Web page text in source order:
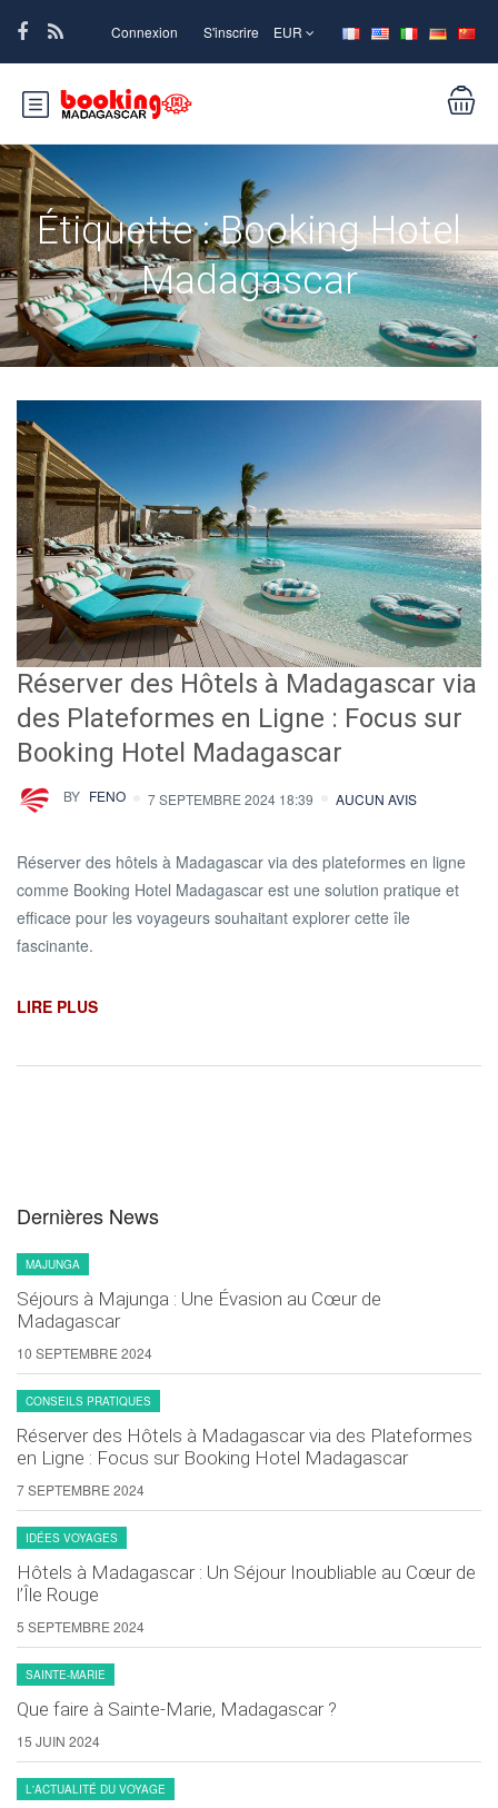
Connexion S'inscrire EUR
Étiquette :Booking Hotel
Madagascar
Réserver des Hôtels à Madagascar via
des Plateformes en Ligne : Focus sur
Booking Hotel Madagascar
BY FENO 7 SEPTEMBRE 2024 18:39 AUCUN AVIS
Réserver des hôtels à Madagascar via des plateformes en ligne
comme Booking Hotel Madagascar est une solution pratique et
efficace pour les voyageurs souhaitant explorer cette île
fascinante.
LIRE PLUS
Dernières News
MAJUNGA
Séjours à Majunga : Une Évasion au Cœur de
Madagascar
10 SEPTEMBRE 2024
CONSEILS PRATIQUES
Réserver des Hôtels à Madagascar via des Plateformes
en Ligne : Focus sur Booking Hotel Madagascar
7 SEPTEMBRE 2024
IDÉES VOYAGES
Hôtels à Madagascar : Un Séjour Inoubliable au Cœur de
l’Île Rouge
5 SEPTEMBRE 2024
SAINTE-MARIE
Que faire à Sainte-Marie, Madagascar ?
15 JUIN 2024
L'ACTUALITÉ DU VOYAGE